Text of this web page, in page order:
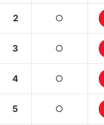
2 ○
3 ○
4 ○
5 ○